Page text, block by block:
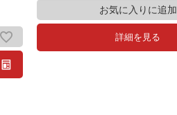
詳細を見る
お気に入りに追加